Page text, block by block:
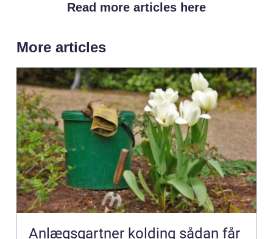
Read more articles here
More articles
Anlægsgartner kolding sådan får